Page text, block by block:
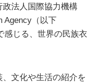
法人国際協力機構
Agency（以下
感じる、世界の民族衣
文化や生活の紹介を